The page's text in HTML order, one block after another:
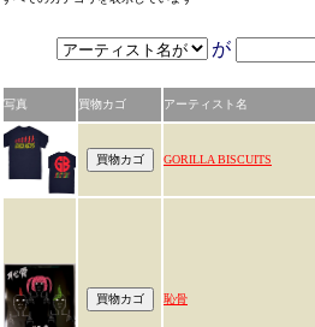
が
写真 買物カゴ アーティスト名
GORILLA BISCUITS
恥骨